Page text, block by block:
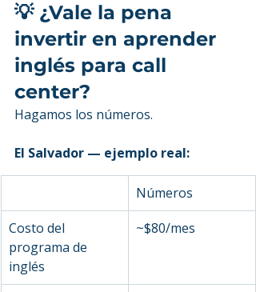
💡 ¿Vale la pena
invertir en aprender
inglés para call
center?
Hagamos los números.
El Salvador — ejemplo real:
Números
Costo del
programa de
inglés
~$80/mes